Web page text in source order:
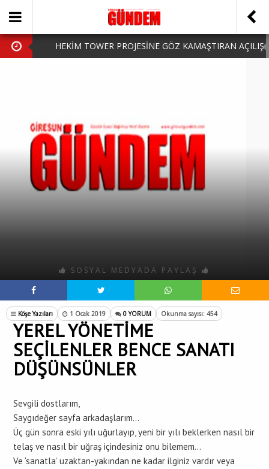
HEKİM TOWER PROJESİNE GÖZ KAMAŞTIRAN AÇILIŞ
HARUN CİCİ: VİDEOYU GÖRÜNCE GÖZLERİM DOLDU
SOSYAL MEDYADA PAYLAŞ
Köşe Yazıları 1 Ocak 2019 0 YORUM Okunma sayısı: 454
YEREL YÖNETİME
SEÇİLENLER BENCE SANATI
DÜŞÜNSÜNLER
Sevgili dostlarım,
Saygıdeğer sayfa arkadaşlarım…
Üç gün sonra eski yılı uğurlayıp, yeni bir yılı beklerken nasıl bir
telaş ve nasıl bir uğraş içindesiniz onu bilemem…
Ve ‘sanatla’ uzaktan-yakından ne kadar ilginiz vardır veya